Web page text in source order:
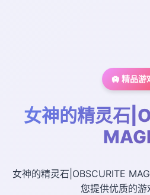
🛄 精品游
女神的精灵石
女神的精灵石|OBSCURITE
您提供优质的游